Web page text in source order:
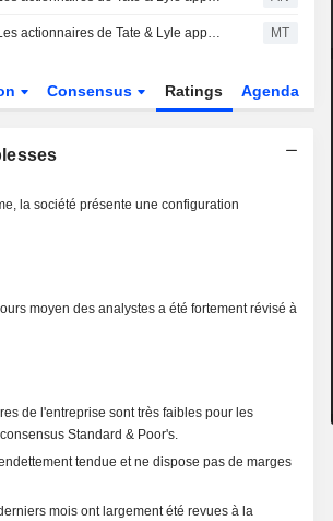
Les actionnaires de Tate & Lyle approuvent le rachat par Ingredion MT
Consensus Ratings Agenda
la société présente une configuration
moyen des analystes a été fortement révisé à
de l'entreprise sont très faibles pour les
Standard & Poor's.
tendue et ne dispose pas de marges
mois ont largement été revues à la